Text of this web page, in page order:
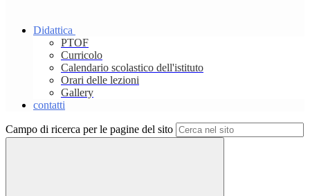
Didattica
PTOF
Curricolo
Calendario scolastico dell'istituto
Orari delle lezioni
Gallery
contatti
Campo di ricerca per le pagine del sito